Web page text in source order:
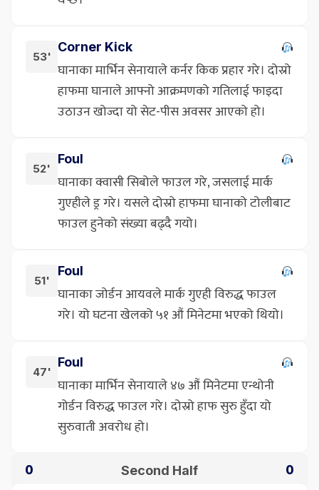
53'
Corner Kick
घानाका मार्भिन सेनायाले कर्नर किक प्रहार गरे। दोस्रो
हाफमा घानाले आफ्नो आक्रमणको गतिलाई फाइदा
उठाउन खोज्दा यो सेट-पीस अवसर आएको हो।
52'
Foul
घानाका क्वासी सिबोले फाउल गरे, जसलाई मार्क
गुएहीले ड्र गरे। यसले दोस्रो हाफमा घानाको टोलीबाट
फाउल हुनेको संख्या बढ्दै गयो।
51'
Foul
घानाका जोर्डन आयवले मार्क गुएही विरुद्ध फाउल
गरे। यो घटना खेलको ५१ औं मिनेटमा भएको थियो।
47'
Foul
घानाका मार्भिन सेनायाले ४७ औं मिनेटमा एन्थोनी
गोर्डन विरुद्ध फाउल गरे। दोस्रो हाफ सुरु हुँदा यो
सुरुवाती अवरोध हो।
0 Second Half 0